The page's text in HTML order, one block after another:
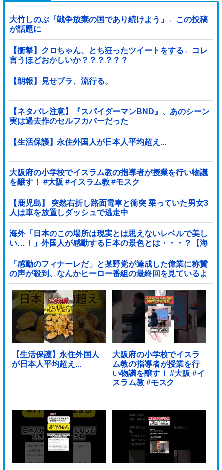
大竹しのぶ「戦争放棄の国であり続けよう」←この投稿
が話題に
【衝撃】クロちゃん、とち狂ったツイートをする←コレ
言うほどおかしいか？？？？？？
【朗報】見せブラ、流行る。
【ネタバレ注意】『スパイダーマンBND』、あのシーン
実は過去作のセルフカバーだった
【生活保護】永住外国人が日本人平均超え...
大阪府の小学校でイスラム教の指導者が授業を行い物議
を醸す！ #大阪 #イスラム教 #モスク
【鹿児島】 突然右折し路面電車と衝突 乗っていた男女3
人は車を放置しダッシュで逃走中
海外「日本のこの場所は現実とは思えないレベルで美し
い…！」外国人が感動する日本の景色とは・・・？【海
外の反応】
「感動のフィナーレだ」と某野党が達成した偉業に称賛
の声が殺到、なんかヒーロー番組の最終回を見ているよ
うな気分に……他
【生活保護】永住外国人
が日本人平均超え...
大阪府の小学校でイスラ
ム教の指導者が授業を行
い物議を醸す！ #大阪 #イ
スラム教 #モスク